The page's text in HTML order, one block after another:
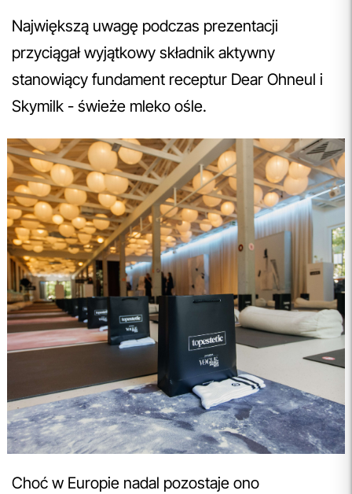
Największą uwagę podczas prezentacji
przyciągał wyjątkowy składnik aktywny
stanowiący fundament receptur Dear Ohneul i
Skymilk - świeże mleko ośle.
Choć w Europie nadal pozostaje ono